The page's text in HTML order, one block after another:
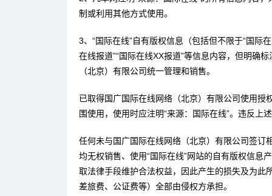
制或利用其他方式使用。
3、“国际在线”自有版权信息（包括但不限于“国际
在线报道”“国际在线XX报道”等信息内容，但明确
（北京）有限公司统一管理和销售。
已取得国广国际在线网络（北京）有限公司使用
围使用，使用时应注明“来源：国际在线”。违反上
任何未与国广国际在线网络（北京）有限公司签订
均无权销售、使用“国际在线”网站的自有版权信息
取法律手段维护合法权益，因此产生的损失及为此
差旅费、公证费等）全部由侵权方承担。